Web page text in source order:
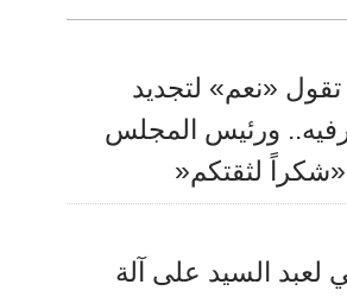
«نعم» لتجديد
ورئيس المجلس
«شكراً لثقتكم«
لعبد السيد على آلة